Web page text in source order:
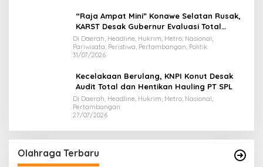
“Raja Ampat Mini” Konawe Selatan Rusak,
KARST Desak Gubernur Evaluasi Total
Dispar Sultra
Di Daerah, Headline, Hukrim, Metro, Nasional,
Pariwisata, Peristiwa, Pertambangan, Politik
31/07/2026
Kecelakaan Berulang, KNPI Konut Desak
Audit Total dan Hentikan Hauling PT SPL
Di Daerah, Headline, Hukrim, Metro, Nasional,
Pertambangan
27/07/2026
Olahraga Terbaru